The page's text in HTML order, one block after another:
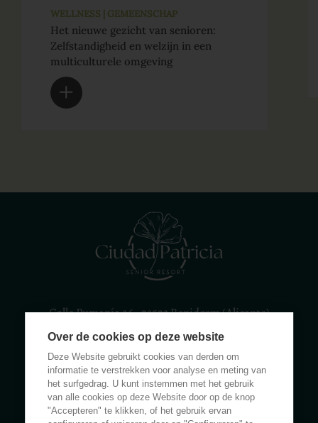
WELLNESS | GEMEENSCHAP
Het nieuwe gezicht van senioren:
Zelfstandigheid en welzijn in een
multiculturele omgeving
Calle Rumanía 26 · 03503 Benidorm (Alicante)
(+34) 965 855 100
apartamentos@ciudadpatricia.com
Over de cookies op deze website
Deze Website gebruikt cookies van derden om
informatie te verstrekken voor analyse en meting van
het surfgedrag. U kunt instemmen met het gebruik
van alle cookies op deze Website door op de knop
"Accepteren" te klikken, of het gebruik ervan